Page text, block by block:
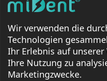
5. Cookies & Tracking-
Unsere Website verwendet
bereitzustellen und die
Verwendung von Cookies in
deaktivieren.
Wir verwenden die
Technologien
Ihr Erlebnis auf
Ihre Nutzung zu
Marketingzwecke.